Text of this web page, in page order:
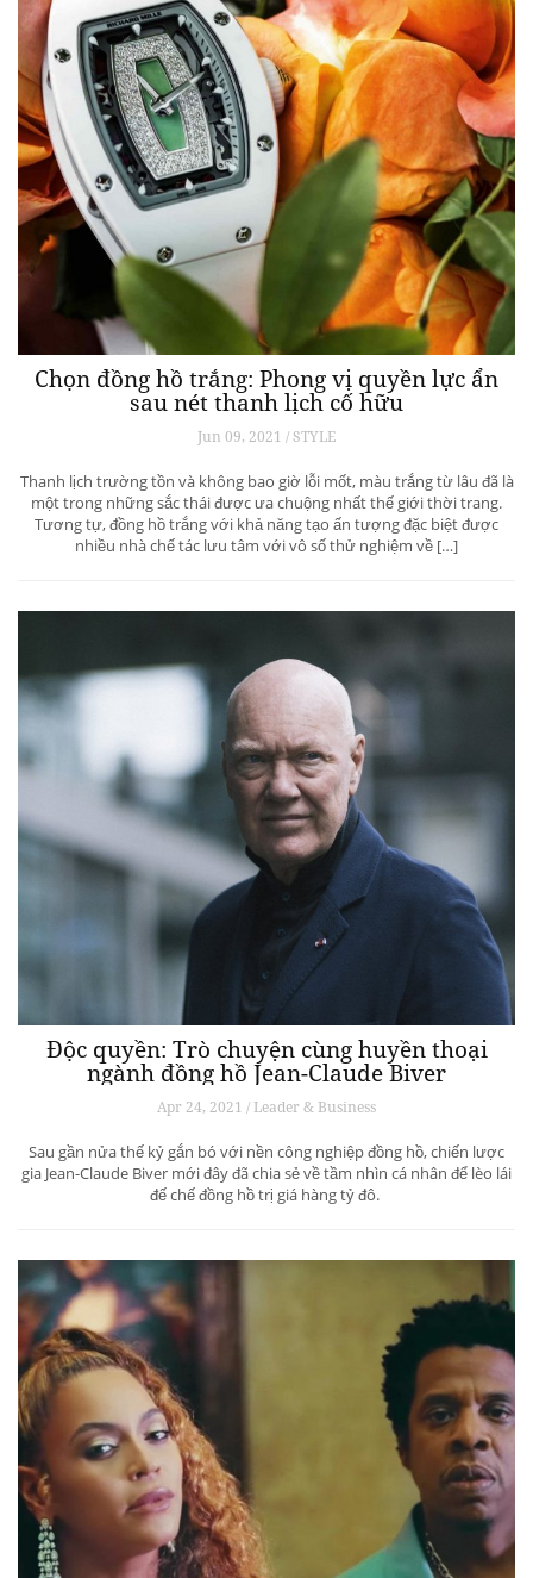
Chọn đồng hồ trắng: Phong vị quyền lực ẩn
sau nét thanh lịch cố hữu
Jun 09, 2021 / STYLE
Thanh lịch trường tồn và không bao giờ lỗi mốt, màu trắng từ lâu đã là
một trong những sắc thái được ưa chuộng nhất thế giới thời trang.
Tương tự, đồng hồ trắng với khả năng tạo ấn tượng đặc biệt được
nhiều nhà chế tác lưu tâm với vô số thử nghiệm về […]
Độc quyền: Trò chuyện cùng huyền thoại
ngành đồng hồ Jean-Claude Biver
Apr 24, 2021 / Leader & Business
Sau gần nửa thế kỷ gắn bó với nền công nghiệp đồng hồ, chiến lược
gia Jean-Claude Biver mới đây đã chia sẻ về tầm nhìn cá nhân để lèo lái
đế chế đồng hồ trị giá hàng tỷ đô.